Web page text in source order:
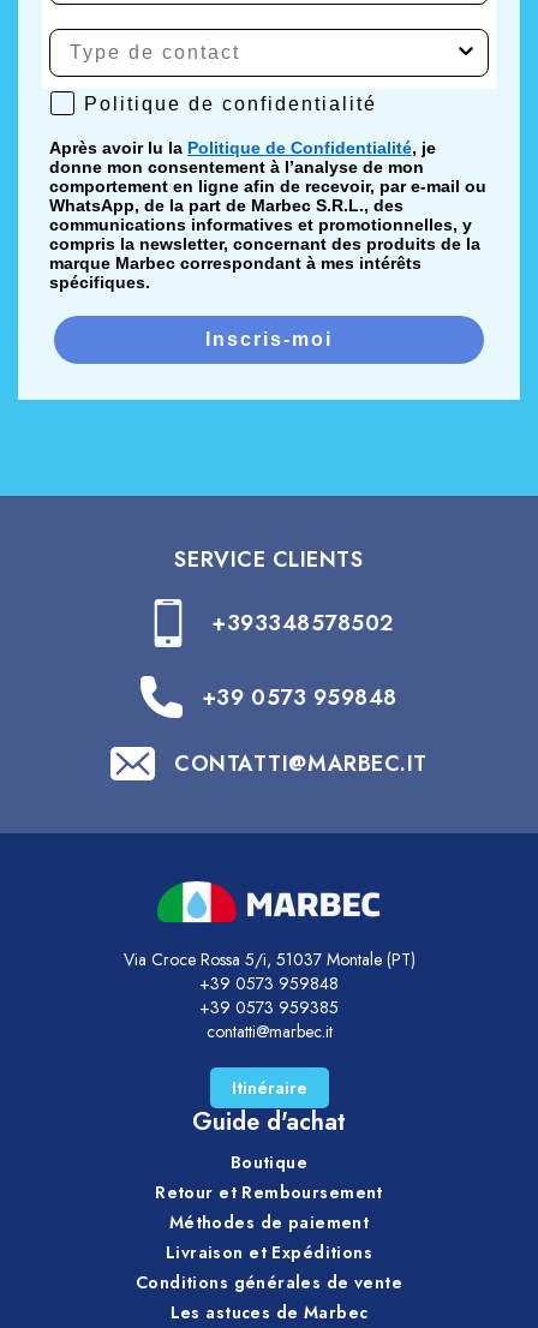
Politique de confidentialité
Politique de confidentialité
Après avoir lu la Politique de Confidentialité, je
donne mon consentement à l’analyse de mon
comportement en ligne afin de recevoir, par e-mail ou
WhatsApp, de la part de Marbec S.R.L., des
communications informatives et promotionnelles, y
compris la newsletter, concernant des produits de la
marque Marbec correspondant à mes intérêts
spécifiques.
Inscris-moi
SERVICE CLIENTS
+393348578502
+39 0573 959848
CONTATTI@MARBEC.IT
Via Croce Rossa 5/i, 51037 Montale (PT)
+39 0573 959848
+39 0573 959385
contatti@marbec.it
Itinéraire
Guide d'achat
Boutique
Retour et Remboursement
Méthodes de paiement
Livraison et Expéditions
Conditions générales de vente
Les astuces de Marbec